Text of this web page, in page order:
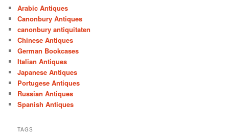
Arabic Antiques
Canonbury Antiques
canonbury antiquitaten
Chinese Antiques
German Bookcases
Italian Antiques
Japanese Antiques
Portugese Antiques
Russian Antiques
Spanish Antiques
TAGS